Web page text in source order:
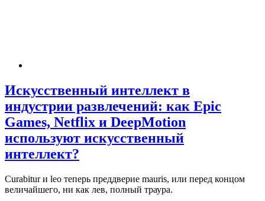
Искусственный интеллект в
индустрии развлечений: как Epic
Games, Netflix и DeepMotion
используют искусственный
интеллект?
Curabitur и leo теперь преддверие mauris, или перед концом
величайшего, ни как лев, полный траура.